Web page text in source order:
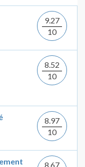
9.27
10
8.52
10
8.97
10
8.67